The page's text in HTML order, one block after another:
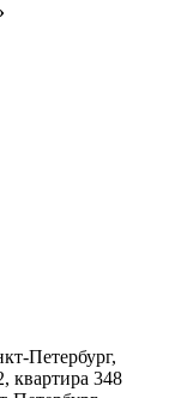
Петербург,
квартира 348